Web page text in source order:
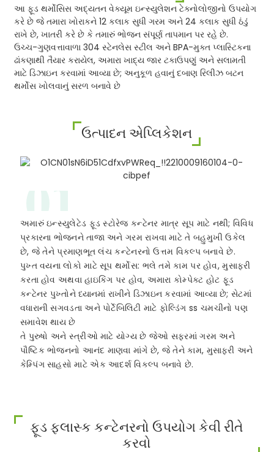
આ ફૂડ થર્મોસિસ અદ્યતન વેક્યૂમ ઇન્સ્યુલેશન ટેક્નોલોજીનો ઉપયોગ
કરે છે જે તમારા ખોરાકને 12 કલાક સુધી ગરમ અને 24 કલાક સુધી ઠંડું
રાખે છે, ખાતરી કરે છે કે તમારું ભોજન સંપૂર્ણ તાપમાન પર રહે છે.
ઉચ્ચ-ગુણવત્તાવાળા 304 સ્ટેનલેસ સ્ટીલ અને BPA-મુક્ત પ્લાસ્ટિકના
ઢાંકણાથી તૈયાર કરાયેલ, અમારા ખાદ્ય જાર ટકાઉપણું અને સલામતી
માટે ડિઝાઇન કરવામાં આવ્યા છે; અનુકૂળ હવાનું દબાણ રિલીઝ બટન
થર્મોસ ખોલવાનું સરળ બનાવે છે
ઉત્પાદન એપ્લિકેશન
01
અમારું ઇન્સ્યુલેટેડ ફૂડ સ્ટોરેજ કન્ટેનર માત્ર સૂપ માટે નથી; વિવિધ
પ્રકારના ભોજનને તાજા અને ગરમ રાખવા માટે તે બહુમુખી ઉકેલ
છે, જે તેને પ્રમાણભૂત લંચ કન્ટેનરનો ઉત્તમ વિકલ્પ બનાવે છે.
પુખ્ત વયના લોકો માટે સૂપ થર્મોસ: ભલે તમે કામ પર હોવ, મુસાફરી
કરતા હોવ અથવા હાઇકિંગ પર હોવ, અમારા કોમ્પેક્ટ હોટ ફૂડ
કન્ટેનર પુખ્તોને ધ્યાનમાં રાખીને ડિઝાઇન કરવામાં આવ્યા છે; સેટમાં
વધારાની સગવડતા અને પોર્ટેબિલિટી માટે ફોલ્ડિંગ ss ચમચીનો પણ
સમાવેશ થાય છે
તે પુરુષો અને સ્ત્રીઓ માટે યોગ્ય છે જેઓ સફરમાં ગરમ ​​અને
પૌષ્ટિક ભોજનનો આનંદ માણવા માંગે છે, જે તેને કામ, મુસાફરી અને
કેમ્પિંગ સાહસો માટે એક આદર્શ વિકલ્પ બનાવે છે.
ફૂડ ફ્લાસ્ક કન્ટેનરનો ઉપયોગ કેવી રીતે
કરવો